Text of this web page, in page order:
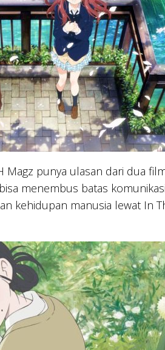
Magz punya ulasan dari dua
menembus batas
kehidupan manusia lewat In